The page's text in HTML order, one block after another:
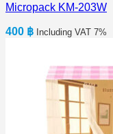
Micropack KM-203W
400 ฿ Including VAT 7%